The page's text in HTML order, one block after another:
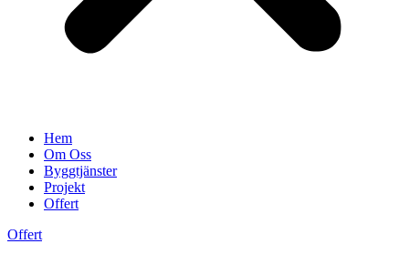
Hem
Om Oss
Byggtjänster
Projekt
Offert
Offert